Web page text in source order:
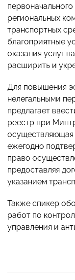
региональных
транспортных
благоприятные
оказания услуг
расширить и
Для повышения
нелегальными
предлагает
реестр при
осуществляющая
ежегодно
право
предоставляя
указанием
Также спикер
работ по
управления и